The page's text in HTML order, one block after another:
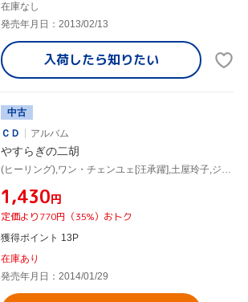
在庫なし
発売年月日：2013/02/13
入荷したら知りたい
中古
ＣＤ
アルバム
やすらぎの二胡
(ヒーリング),ワン・チェンユェ[汪承躍],土屋玲子,ジャン・ジェンホワ[姜建華],ジャー・パンファン[賈鵬芳]
¥1,430円
定価より770円（35%）おトク
獲得ポイント 13P
在庫あり
発売年月日：2014/01/29